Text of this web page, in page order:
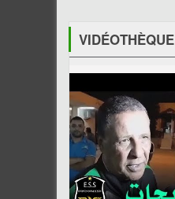
VIDÉOTHÈQUE